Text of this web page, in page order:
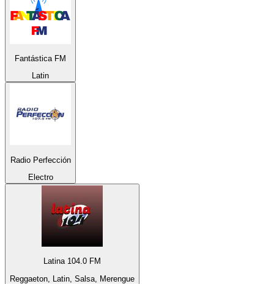
Fantástica FM
Latin
Radio Perfección
Electro
Latina 104.0 FM
Reggaeton, Latin, Salsa, Merengue